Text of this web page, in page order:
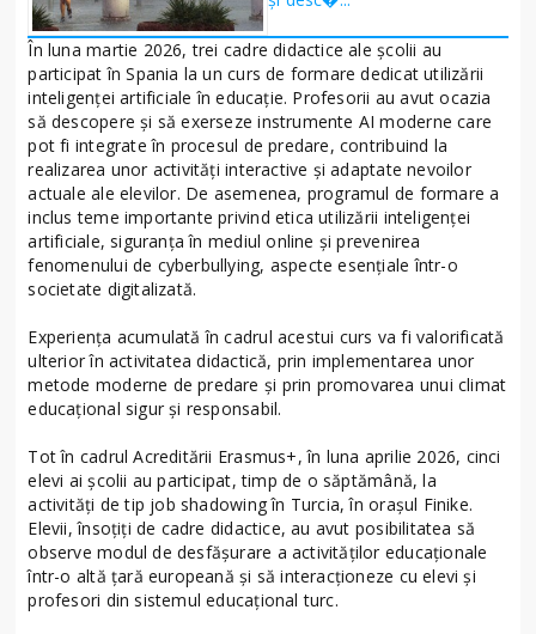
În luna martie 2026, trei cadre didactice ale școlii au
participat în Spania la un curs de formare dedicat utilizării
inteligenței artificiale în educație. Profesorii au avut ocazia
să descopere și să exerseze instrumente AI moderne care
pot fi integrate în procesul de predare, contribuind la
realizarea unor activități interactive și adaptate nevoilor
actuale ale elevilor. De asemenea, programul de formare a
inclus teme importante privind etica utilizării inteligenței
artificiale, siguranța în mediul online și prevenirea
fenomenului de cyberbullying, aspecte esențiale într-o
societate digitalizată.
Experiența acumulată în cadrul acestui curs va fi valorificată
ulterior în activitatea didactică, prin implementarea unor
metode moderne de predare și prin promovarea unui climat
educațional sigur și responsabil.
Tot în cadrul Acreditării Erasmus+, în luna aprilie 2026, cinci
elevi ai școlii au participat, timp de o săptămână, la
activități de tip job shadowing în Turcia, în orașul Finike.
Elevii, însoțiți de cadre didactice, au avut posibilitatea să
observe modul de desfășurare a activităților educaționale
într-o altă țară europeană și să interacționeze cu elevi și
profesori din sistemul educațional turc.